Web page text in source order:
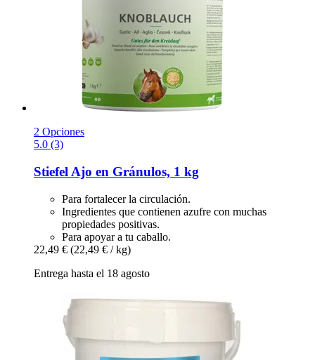
2 Opciones
5.0 (3)
Stiefel Ajo en Gránulos, 1 kg
Para fortalecer la circulación.
Ingredientes que contienen azufre con muchas
propiedades positivas.
Para apoyar a tu caballo.
22,49 € (22,49 € / kg)
Entrega hasta el 18 agosto